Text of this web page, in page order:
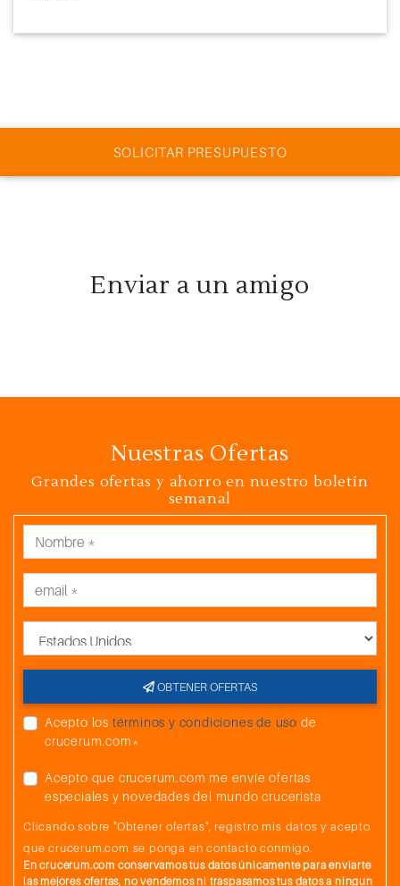
SOLICITAR PRESUPUESTO
Enviar a un amigo
Nuestras Ofertas
Grandes ofertas y ahorro en nuestro boletín
semanal
OBTENER OFERTAS
Acepto los términos y condiciones de uso de
crucerum.com*
Acepto que crucerum.com me envíe ofertas
especiales y novedades del mundo crucerista
Clicando sobre "Obtener ofertas", registro mis datos y acepto
que crucerum.com se ponga en contacto conmigo.
En crucerum.com conservamos tus datos únicamente para enviarte
las mejores ofertas, no vendemos ni traspasamos tus datos a ningun